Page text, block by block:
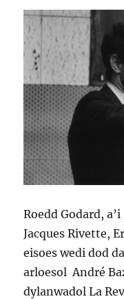
Roedd Godard,
Jacques Rivette,
eisoes wedi dod
arloesol André
dylanwadol La